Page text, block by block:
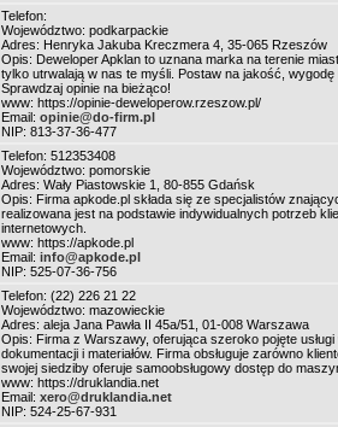
Telefon:
Województwo: podkarpackie
Adres: Henryka Jakuba Kreczmera 4, 35-065 Rzeszów
Opis: Deweloper Apklan to uznana marka na terenie
tylko utrwalają w nas te myśli. Postaw na jakość,
Sprawdzaj opinie na bieżąco!
www: https://opinie-deweloperow.rzeszow.pl/
Email: opinie@do-firm.pl
NIP: 813-37-36-477
Telefon: 512353408
Województwo: pomorskie
Adres: Wały Piastowskie 1, 80-855 Gdańsk
Opis: Firma apkode.pl składa się ze specjalistów
realizowana jest na podstawie indywidualnych potrzeb
internetowych.
www: https://apkode.pl
Email: info@apkode.pl
NIP: 525-07-36-756
Telefon: (22) 226 21 22
Województwo: mazowieckie
Adres: aleja Jana Pawła II 45a/51, 01-008 Warszawa
Opis: Firma z Warszawy, oferująca szeroko pojęte
dokumentacji i materiałów. Firma obsługuje zarówno
swojej siedziby oferuje samoobsługowy dostęp do
www: https://druklandia.net
Email: xero@druklandia.net
NIP: 524-25-67-931